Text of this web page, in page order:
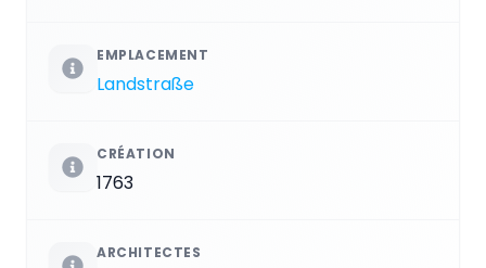
EMPLACEMENT
Landstraße
CRÉATION
1763
ARCHITECTES